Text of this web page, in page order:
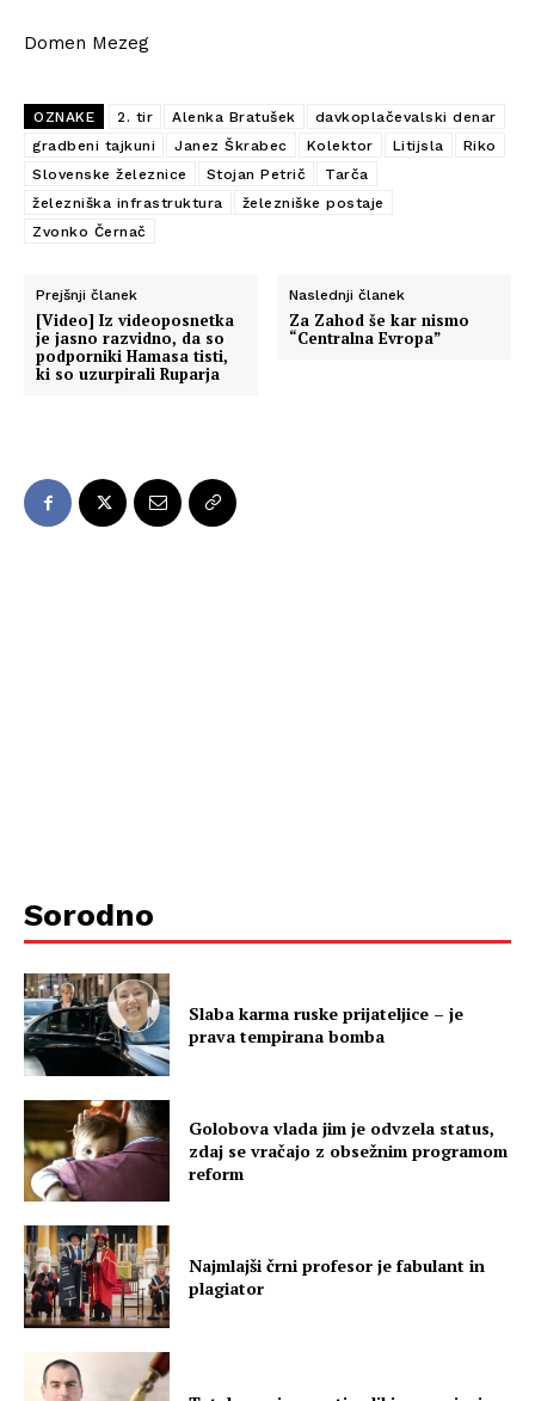
Domen Mezeg
OZNAKE 2. tir Alenka Bratušek
davkoplačevalski denar
gradbeni tajkuni
Janez Škrabec Kolektor Litijsla
Riko
Slovenske železnice
Stojan Petrič
Tarča
železniška infrastruktura
železniške postaje
Zvonko Černač
Prejšnji članek
[Video] Iz videoposnetka
je jasno razvidno, da so
podporniki Hamasa tisti,
ki so uzurpirali Ruparja
Naslednji članek
Za Zahod še kar nismo
“Centralna Evropa”
Sorodno
Slaba karma ruske prijateljice – je
prava tempirana bomba
Golobova vlada jim je odvzela status,
zdaj se vračajo z obsežnim programom
reform
Najmlajši črni profesor je fabulant in
plagiator